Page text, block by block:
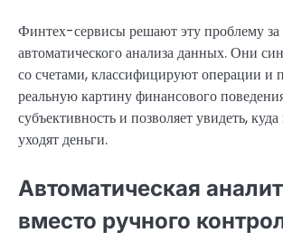
Финтех-сервисы решают эту проблему за
автоматического анализа данных. Они
со счетами, классифицируют операции и
реальную картину финансового
субъективность и позволяет увидеть,
уходят деньги.
Автоматическая
вместо ручного